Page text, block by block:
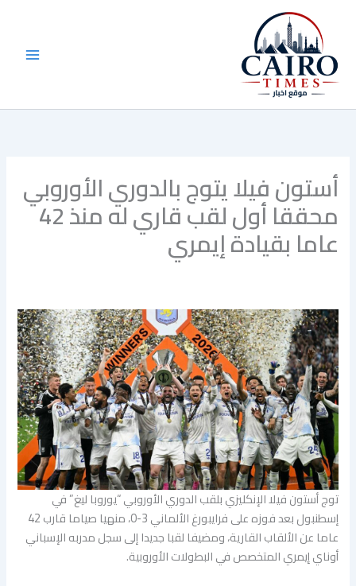
المحتوى
أستون فيلا يتوج بالدوري الأوروبي
محققا أول لقب قاري له منذ 42
عاما بقيادة إيمري
توج أستون فيلا الإنكليزي بلقب الدوري الأوروبي “يوروبا ليغ” في
إسطنبول بعد فوزه على فرايبورغ الألماني 3-0، منهيا صياما قارب 42
عاما عن الألقاب القارية، ومضيفا لقبا جديدا إلى سجل مدربه الإسباني
أوناي إيمري المتخصص في البطولات الأوروبية.